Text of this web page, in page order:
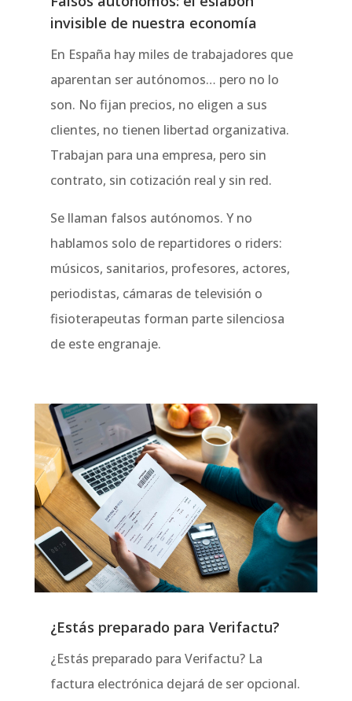
invisible de nuestra economía
En España hay miles de trabajadores que
aparentan ser autónomos… pero no lo
son. No fijan precios, no eligen a sus
clientes, no tienen libertad organizativa.
Trabajan para una empresa, pero sin
contrato, sin cotización real y sin red.
Se llaman falsos autónomos. Y no
hablamos solo de repartidores o riders:
músicos, sanitarios, profesores, actores,
periodistas, cámaras de televisión o
fisioterapeutas forman parte silenciosa
de este engranaje.
¿Estás preparado para Verifactu?
¿Estás preparado para Verifactu? La
factura electrónica dejará de ser opcional.